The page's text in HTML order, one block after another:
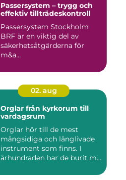
Passersystem – trygg och
effektiv tillträdeskontroll
Passersystem Stockholm
BRF är en viktig del av
säkerhetsåtgärderna för
m&a...
02. aug
Orglar från kyrkorum till
vardagsrum
Orglar hör till de mest
mångsidiga och långlivade
instrument som finns. I
århundraden har de burit m...